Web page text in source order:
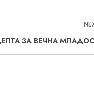
ЗА ВЕЧНА